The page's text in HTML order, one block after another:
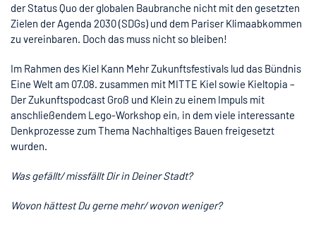
der Status Quo der globalen Baubranche nicht mit den gesetzten
Zielen der Agenda 2030 (SDGs) und dem Pariser Klimaabkommen
zu vereinbaren. Doch das muss nicht so bleiben!
Im Rahmen des Kiel Kann Mehr Zukunftsfestivals lud das Bündnis
Eine Welt am 07.08. zusammen mit MITTE Kiel sowie Kieltopia –
Der Zukunftspodcast Groß und Klein zu einem Impuls mit
anschließendem Lego-Workshop ein, in dem viele interessante
Denkprozesse zum Thema Nachhaltiges Bauen freigesetzt
wurden.
Was gefällt/ missfällt Dir in Deiner Stadt?
Wovon hättest Du gerne mehr/ wovon weniger?